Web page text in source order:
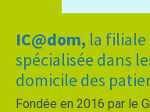
IC@dom, la filiale
spécialisée dans
domicile des
Fondée en 2016 par le